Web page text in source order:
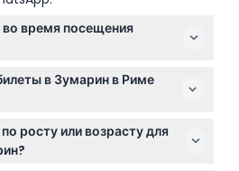
время посещения
насладиться
горками,
с дельфинами и морскими
экспозициями,
в Зумарин в Риме
билеты в Зумарин
этом сайте, где можно
дату и избежать
росту или возрасту для